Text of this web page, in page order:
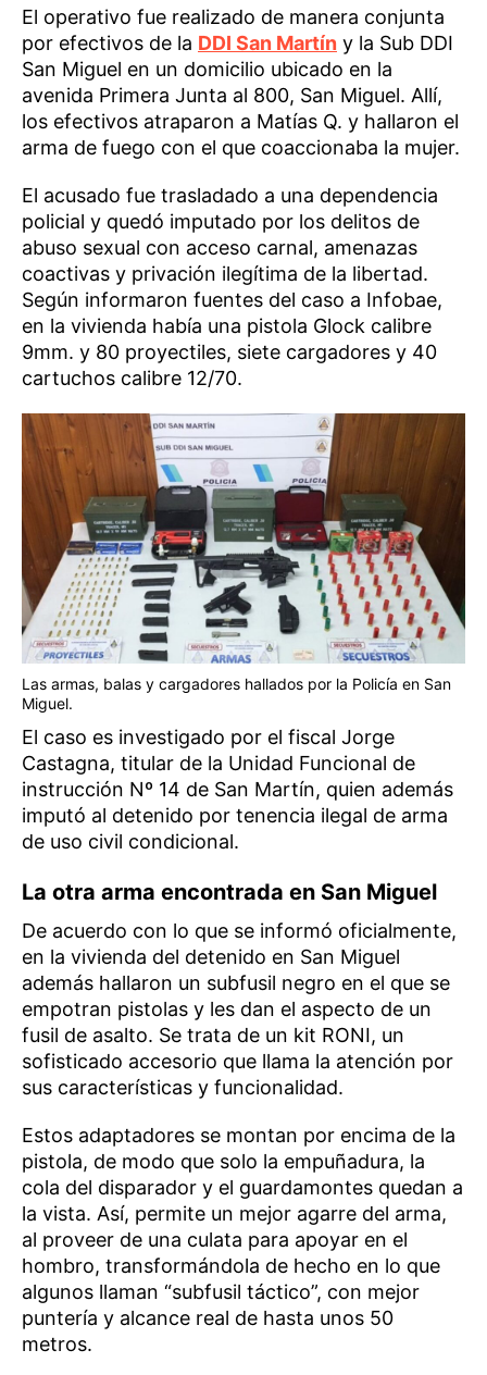
El operativo fue realizado de manera conjunta
por efectivos de la DDI San Martín y la Sub DDI
San Miguel en un domicilio ubicado en la
avenida Primera Junta al 800, San Miguel. Allí,
los efectivos atraparon a Matías Q. y hallaron el
arma de fuego con el que coaccionaba la mujer.
El acusado fue trasladado a una dependencia
policial y quedó imputado por los delitos de
abuso sexual con acceso carnal, amenazas
coactivas y privación ilegítima de la libertad.
Según informaron fuentes del caso a Infobae,
en la vivienda había una pistola Glock calibre
9mm. y 80 proyectiles, siete cargadores y 40
cartuchos calibre 12/70.
Las armas, balas y cargadores hallados por la Policía en San
Miguel.
El caso es investigado por el fiscal Jorge
Castagna, titular de la Unidad Funcional de
instrucción Nº 14 de San Martín, quien además
imputó al detenido por tenencia ilegal de arma
de uso civil condicional.
La otra arma encontrada en San Miguel
De acuerdo con lo que se informó oficialmente,
en la vivienda del detenido en San Miguel
además hallaron un subfusil negro en el que se
empotran pistolas y les dan el aspecto de un
fusil de asalto. Se trata de un kit RONI, un
sofisticado accesorio que llama la atención por
sus características y funcionalidad.
Estos adaptadores se montan por encima de la
pistola, de modo que solo la empuñadura, la
cola del disparador y el guardamontes quedan a
la vista. Así, permite un mejor agarre del arma,
al proveer de una culata para apoyar en el
hombro, transformándola de hecho en lo que
algunos llaman “subfusil táctico”, con mejor
puntería y alcance real de hasta unos 50
metros.